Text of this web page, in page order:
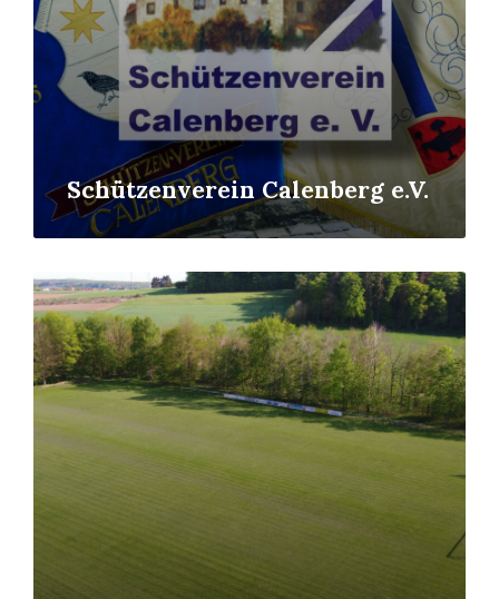
Schützenverein Calenberg e.V.
Read
More